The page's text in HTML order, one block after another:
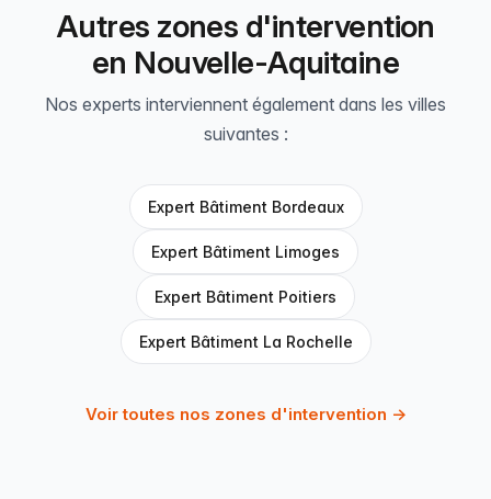
Autres zones d'intervention
en Nouvelle-Aquitaine
Nos experts interviennent également dans les villes
suivantes :
Expert Bâtiment Bordeaux
Expert Bâtiment Limoges
Expert Bâtiment Poitiers
Expert Bâtiment La Rochelle
Voir toutes nos zones d'intervention →